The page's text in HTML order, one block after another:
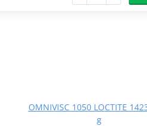
OMNIVISC 1050 LOCTITE
g